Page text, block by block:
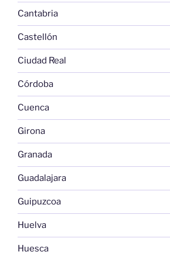
Cantabria
Castellón
Ciudad Real
Córdoba
Cuenca
Girona
Granada
Guadalajara
Guipuzcoa
Huelva
Huesca